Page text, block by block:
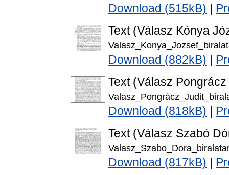
Download (515kB)
Text (Válasz Kónya
Download (882kB)
Text (Válasz
Download (818kB)
Text (Válasz Szabó
Download (817kB)